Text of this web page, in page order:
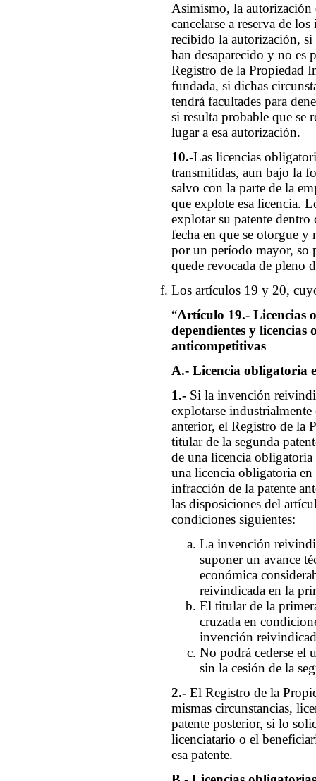
Asimismo, la autorización
cancelarse a reserva de
recibido la autorización,
han desaparecido y no es
Registro de la Propiedad
fundada, si dichas
tendrá facultades para
si resulta probable que se
lugar a esa autorización.
10.-Las licencias
transmitidas, aun bajo la
salvo con la parte de la
que explote esa licencia.
explotar su patente
fecha en que se otorgue
por un período mayor, so
quede revocada de pleno
Los artículos 19 y 20,
“Artículo 19.- Licencias
dependientes y licencias
anticompetitivas
A.- Licencia obligatoria
1.- Si la invención
explotarse
anterior, el Registro de la
titular de la segunda
de una licencia obligatoria
una licencia obligatoria en
infracción de la patente
las disposiciones del
condiciones siguientes:
La invención
suponer un avance
económica
reivindicada en la
El titular de la
cruzada en
invención
No podrá cederse el
sin la cesión de la
2.- El Registro de la
mismas circunstancias,
patente posterior, si lo
licenciatario o el
esa patente.